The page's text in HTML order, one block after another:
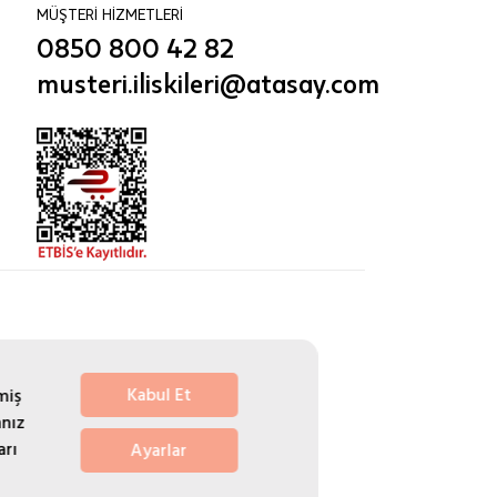
Kabul Et
Ayarlar
MÜŞTERİ HİZMETLERİ
0850 800 42 82
musteri.iliskileri@atasay.com